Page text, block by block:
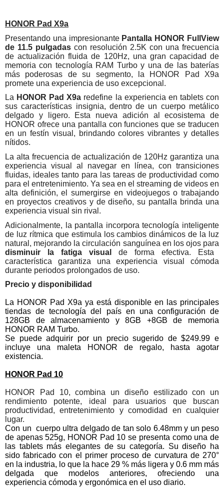
HONOR Pad X9a
Presentando una impresionante Pantalla HONOR FullView
de 11.5 pulgadas con resolución 2.5K con una frecuencia
de actualización fluida de 120Hz, una gran capacidad de
memoria con tecnología RAM Turbo y una de las baterías
más poderosas de su segmento, la HONOR Pad X9a
promete una experiencia de uso excepcional.
La HONOR Pad X9a redefine la experiencia en tablets con
sus características insignia, dentro de un cuerpo metálico
delgado y ligero. Esta nueva adición al ecosistema de
HONOR ofrece una pantalla con funciones que se traducen
en un festín visual, brindando colores vibrantes y detalles
nítidos.
La alta frecuencia de actualización de 120Hz garantiza una
experiencia visual al navegar en línea, con transiciones
fluidas, ideales tanto para las tareas de productividad como
para el entretenimiento. Ya sea en el streaming de videos en
alta definición, el sumergirse en videojuegos o trabajando
en proyectos creativos y de diseño, su pantalla brinda una
experiencia visual sin rival.
Adicionalmente, la pantalla incorpora tecnología inteligente
de luz rítmica que estimula los cambios dinámicos de la luz
natural, mejorando la circulación sanguínea en los ojos para
disminuir la fatiga visual
de forma efectiva. Esta
característica garantiza una experiencia visual cómoda
durante periodos prolongados de uso.
Precio y disponibilidad
La HONOR Pad X9a ya está disponible en las principales
tiendas de tecnología del país en una configuración de
128GB de almacenamiento y 8GB +8GB de memoria
HONOR RAM Turbo.
Se puede adquirir por un precio sugerido de $249.99 e
incluye una maleta HONOR de regalo, hasta agotar
existencia.
HONOR Pad 10
HONOR Pad 10, combina un diseño estilizado con un
rendimiento potente, ideal para usuarios que buscan
productividad, entretenimiento y comodidad en cualquier
lugar.
Con un cuerpo ultra delgado de tan solo 6.48mm y un peso
de apenas 525g, HONOR Pad 10 se presenta como una de
las tablets más elegantes de su categoría. Su diseño ha
sido fabricado con el primer proceso de curvatura de 270°
en la industria, lo que la hace 29 % más ligera y 0.6 mm más
delgada que modelos anteriores, ofreciendo una
experiencia cómoda y ergonómica en el uso diario.